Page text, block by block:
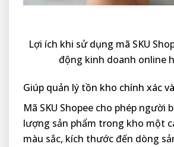
Lợi ích khi sử dụng mã SKU
động kinh doanh online
Giúp quản lý tồn kho chính xác
Mã SKU Shopee cho phép người
lượng sản phẩm trong kho một
màu sắc, kích thước đến dòng